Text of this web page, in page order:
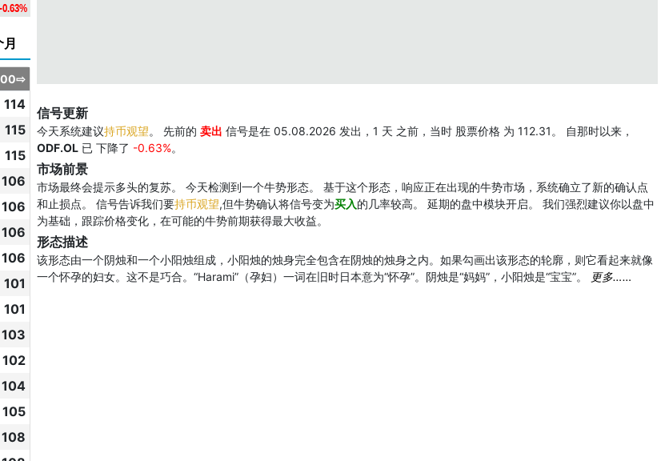
-0.63%
月
114
115
115
106
106
106
106
101
101
103
102
104
105
108
信号更新
今天系统建议持币观望。 先前的 卖出 信号是在 05.08.2026 发出，1 天 之前，当时 股票价格 为 112.31。 自那时以来，
ODF.OL 已 下降了 -0.63%。
市场前景
市场最终会提示多头的复苏。 今天检测到一个牛势形态。 基于这个形态，响应正在出现的牛势市场，系统确立了新的确认点
和止损点。 信号告诉我们要持币观望,但牛势确认将信号变为买入的几率较高。 延期的盘中模块开启。 我们强烈建议你以盘中
为基础，跟踪价格变化，在可能的牛势前期获得最大收益。
形态描述
该形态由一个阴烛和一个小阳烛组成，小阳烛的烛身完全包含在阴烛的烛身之内。如果勾画出该形态的轮廓，则它看起来就像
一个怀孕的妇女。这不是巧合。“Harami”（孕妇）一词在旧时日本意为“怀孕”。阴烛是“妈妈”，小阳烛是“宝宝”。
更多……